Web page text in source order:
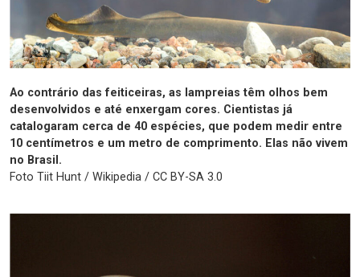
Ao contrário das feiticeiras, as lampreias têm olhos bem
desenvolvidos e até enxergam cores. Cientistas já
catalogaram cerca de 40 espécies, que podem medir entre
10 centímetros e um metro de comprimento. Elas não vivem
no Brasil.
Foto Tiit Hunt / Wikipedia / CC BY-SA 3.0